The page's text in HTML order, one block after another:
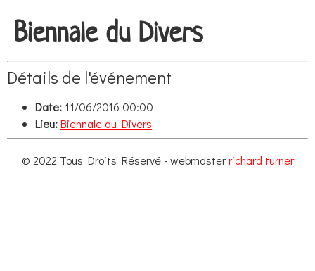
Biennale du Divers
Détails de l'événement
Date:11/06/2016 00:00
Lieu:Biennale du Divers
© 2022 Tous Droits Réservé - webmasterrichard turner